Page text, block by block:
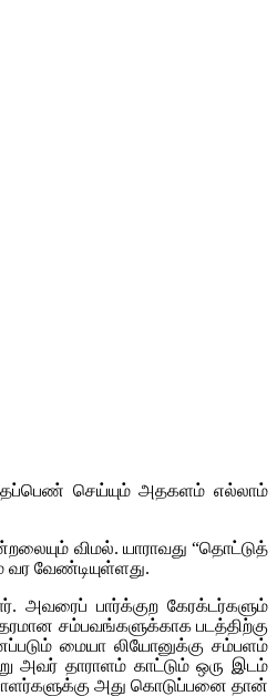
செய்யும் அதகளம் எல்லாம்
விமல். யாராவது “தொட்டுத்
வேண்டியுள்ளது.
அவரைப் பார்க்குற கேரக்டர்களும்
சம்பவங்களுக்காக படத்திற்கு
மையா லியோனுக்கு சம்பளம்
அவர் தாராளம் காட்டும் ஒரு இடம்
அது கொடுப்பனை தான்